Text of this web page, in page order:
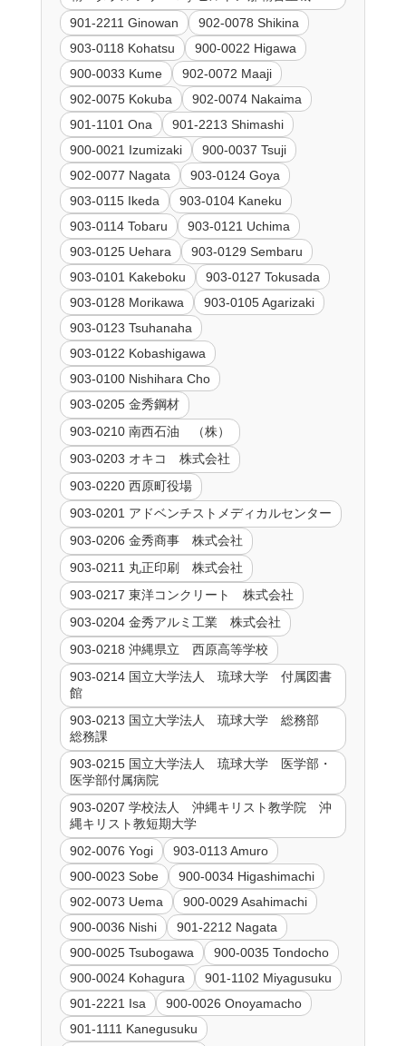
901-2211 Ginowan
902-0078 Shikina
903-0118 Kohatsu
900-0022 Higawa
900-0033 Kume
902-0072 Maaji
902-0075 Kokuba
902-0074 Nakaima
901-1101 Ona
901-2213 Shimashi
900-0021 Izumizaki
900-0037 Tsuji
902-0077 Nagata
903-0124 Goya
903-0115 Ikeda
903-0104 Kaneku
903-0114 Tobaru
903-0121 Uchima
903-0125 Uehara
903-0129 Sembaru
903-0101 Kakeboku
903-0127 Tokusada
903-0128 Morikawa
903-0105 Agarizaki
903-0123 Tsuhanaha
903-0122 Kobashigawa
903-0100 Nishihara Cho
903-0205 金秀鋼材
903-0210 南西石油 （株）
903-0203 オキコ 株式会社
903-0220 西原町役場
903-0201 アドベンチストメディカルセンター
903-0206 金秀商事 株式会社
903-0211 丸正印刷 株式会社
903-0217 東洋コンクリート 株式会社
903-0204 金秀アルミ工業 株式会社
903-0218 沖縄県立 西原高等学校
903-0214 国立大学法人 琉球大学 付属図書
館
903-0213 国立大学法人 琉球大学 総務部
総務課
903-0215 国立大学法人 琉球大学 医学部・
医学部付属病院
903-0207 学校法人 沖縄キリスト教学院 沖
縄キリスト教短期大学
902-0076 Yogi
903-0113 Amuro
900-0023 Sobe
900-0034 Higashimachi
902-0073 Uema
900-0029 Asahimachi
900-0036 Nishi
901-2212 Nagata
900-0025 Tsubogawa
900-0035 Tondocho
900-0024 Kohagura
901-1102 Miyagusuku
901-2221 Isa
900-0026 Onoyamacho
901-1111 Kanegusuku